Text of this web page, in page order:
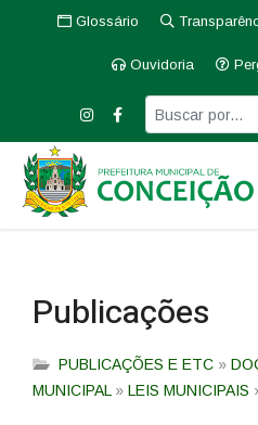
Glossário
Ouvidoria
Publicações
PUBLICAÇÕES E ETC »
MUNICIPAL » LEIS MUNICIPAIS